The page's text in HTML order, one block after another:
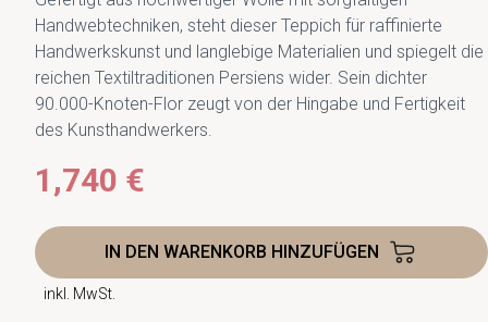
Handwebtechniken, steht dieser Teppich für raffinierte
Handwerkskunst und langlebige Materialien und spiegelt die
reichen Textiltraditionen Persiens wider. Sein dichter
90.000-Knoten-Flor zeugt von der Hingabe und Fertigkeit
des Kunsthandwerkers.
1,740 €
IN DEN WARENKORB HINZUFÜGEN
inkl. MwSt.